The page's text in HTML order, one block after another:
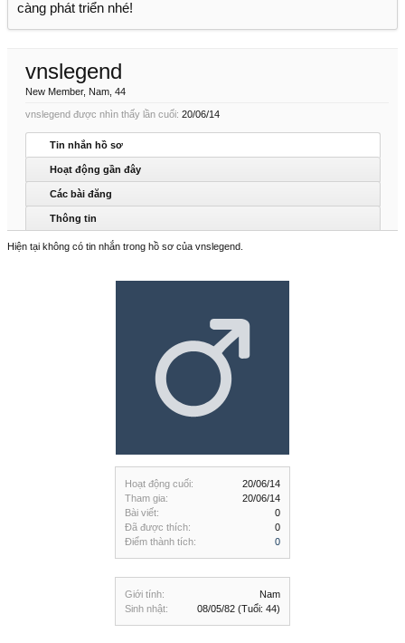
càng phát triển nhé!
Hoạt động cuối:
20/06/14
Tham gia:
20/06/14
Bài viết:
0
Đã được thích:
0
Điểm thành tích:
0
Giới tính:
Nam
Sinh nhật:
08/05/82 (Tuổi: 44)
vnslegend
New Member, Nam, 44
vnslegend được nhìn thấy lần cuối: 20/06/14
Tin nhắn hồ sơ
Hoạt động gần đây
Các bài đăng
Thông tin
Hiện tại không có tin nhắn trong hồ sơ của vnslegend.